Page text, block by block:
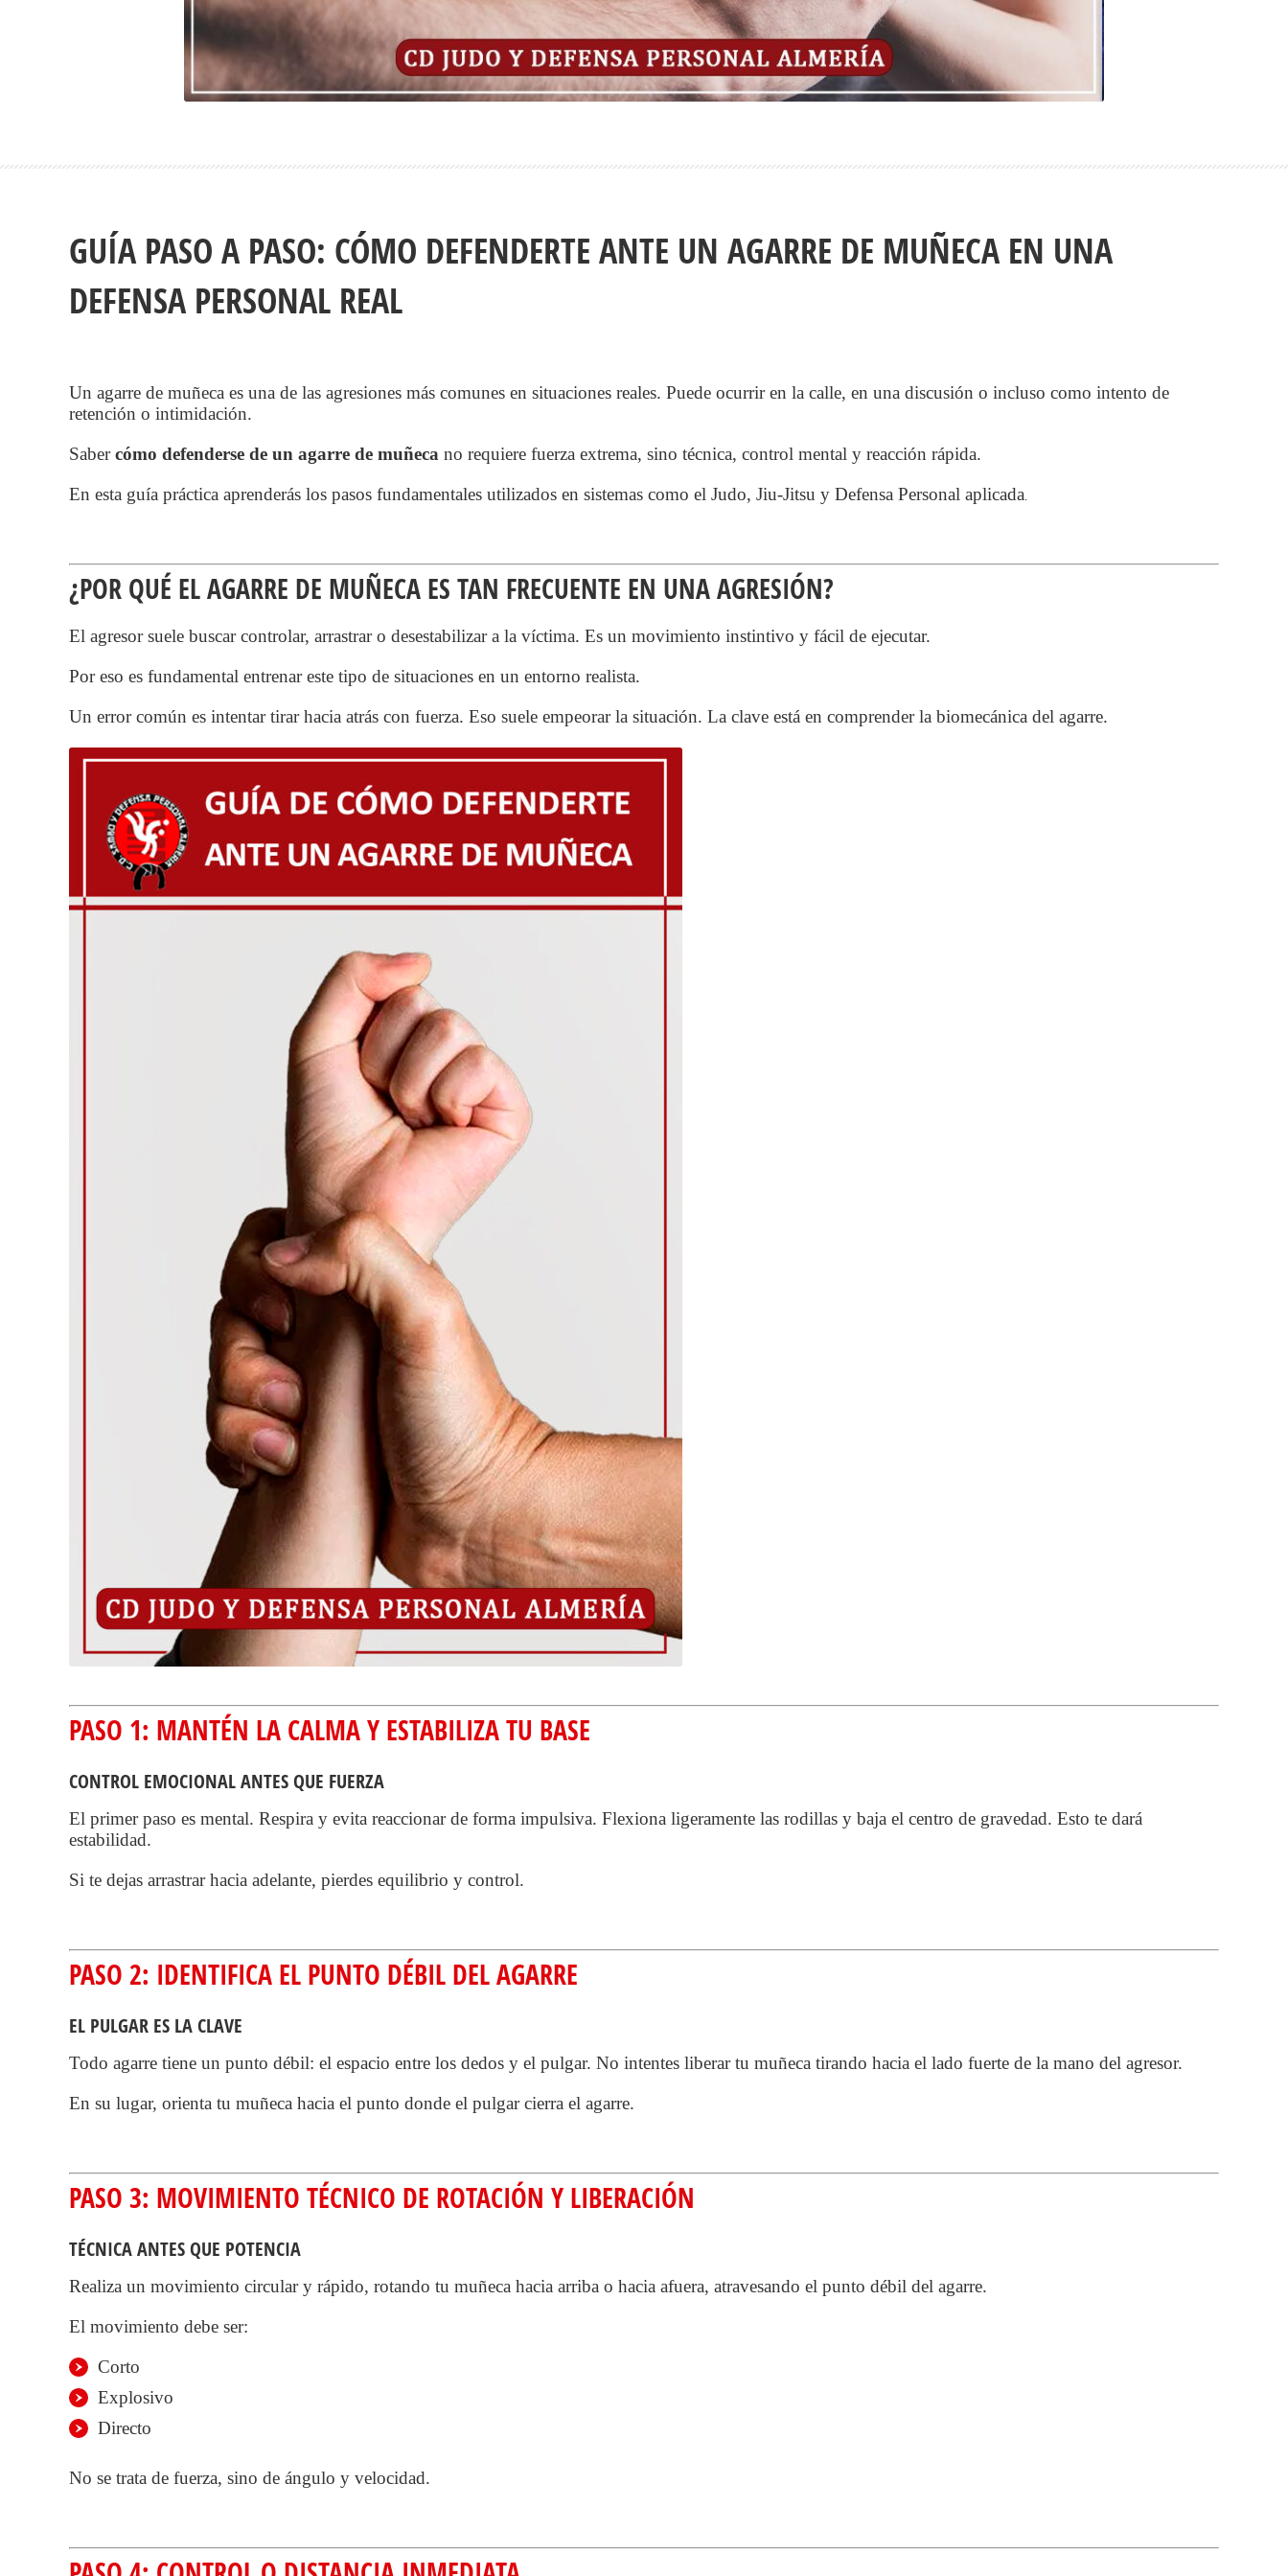
GUÍA PASO A PASO: CÓMO DEFENDERTE ANTE UN AGARRE DE MUÑECA EN UNA
DEFENSA PERSONAL REAL
Un agarre de muñeca es una de las agresiones más comunes en situaciones reales. Puede ocurrir en la calle, en una discusión o incluso como intento de
retención o intimidación.
Sabercómo defenderse de un agarre de muñeca no requiere fuerza extrema, sino técnica, control mental y reacción rápida.
En esta guía práctica aprenderás los pasos fundamentales utilizados en sistemas como el Judo, Jiu-Jitsu y Defensa Personal aplicada.
¿POR QUÉ EL AGARRE DE MUÑECA ES TAN FRECUENTE EN UNA AGRESIÓN?
El agresor suele buscar controlar, arrastrar o desestabilizar a la víctima. Es un movimiento instintivo y fácil de ejecutar.
Por eso es fundamental entrenar este tipo de situaciones en un entorno realista.
Un error común es intentar tirar hacia atrás con fuerza. Eso suele empeorar la situación. La clave está en comprender la biomecánica del agarre.
PASO 1: MANTÉN LA CALMA Y ESTABILIZA TU BASE
CONTROL EMOCIONAL ANTES QUE FUERZA
El primer paso es mental. Respira y evita reaccionar de forma impulsiva. Flexiona ligeramente las rodillas y baja el centro de gravedad. Esto te dará
estabilidad.
Si te dejas arrastrar hacia adelante, pierdes equilibrio y control.
PASO 2: IDENTIFICA EL PUNTO DÉBIL DEL AGARRE
EL PULGAR ES LA CLAVE
Todo agarre tiene un punto débil: el espacio entre los dedos y el pulgar. No intentes liberar tu muñeca tirando hacia el lado fuerte de la mano del agresor.
En su lugar, orienta tu muñeca hacia el punto donde el pulgar cierra el agarre.
PASO 3: MOVIMIENTO TÉCNICO DE ROTACIÓN Y LIBERACIÓN
TÉCNICA ANTES QUE POTENCIA
Realiza un movimiento circular y rápido, rotando tu muñeca hacia arriba o hacia afuera, atravesando el punto débil del agarre.
El movimiento debe ser:
Corto
Explosivo
Directo
No se trata de fuerza, sino de ángulo y velocidad.